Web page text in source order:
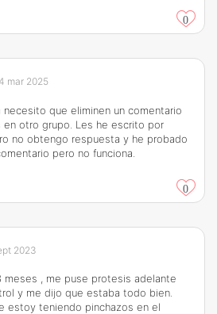
0
4 mar 2025
que eliminen un comentario
en otro grupo. Les he escrito por
no obtengo respuesta y he probado
pero no funciona.
0
2023
meses , me puse protesis adelante
y me dijo que estaba todo bien.
estoy teniendo pinchazos en el